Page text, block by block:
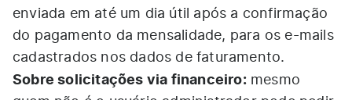
enviada em até um dia útil após a confirmação
do pagamento da mensalidade, para os e-mails
cadastrados nos dados de faturamento.
Sobre solicitações via financeiro:mesmo